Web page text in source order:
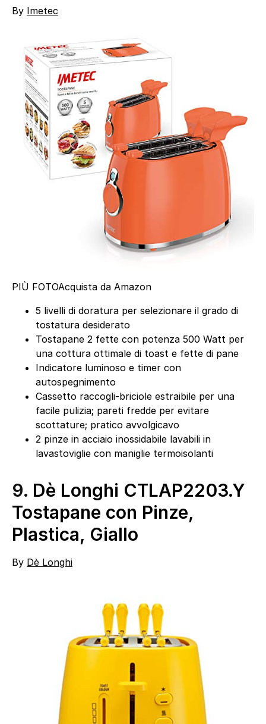
By Imetec
PIÙ FOTOAcquista da Amazon
5 livelli di doratura per selezionare il grado di
tostatura desiderato
Tostapane 2 fette con potenza 500 Watt per
una cottura ottimale di toast e fette di pane
Indicatore luminoso e timer con
autospegnimento
Cassetto raccogli-briciole estraibile per una
facile pulizia; pareti fredde per evitare
scottature; pratico avvolgicavo
2 pinze in acciaio inossidabile lavabili in
lavastoviglie con maniglie termoisolanti
9. Dè Longhi CTLAP2203.Y
Tostapane con Pinze,
Plastica, Giallo
By Dè Longhi